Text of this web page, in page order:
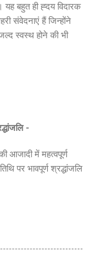
बहुत ही ह्दय विदारक
संवेदनाएं हैं जिन्होंने
स्वस्थ होने की भी
-
आजादी में महत्वपूर्ण
पर भावपूर्ण श्रद्धांजलि